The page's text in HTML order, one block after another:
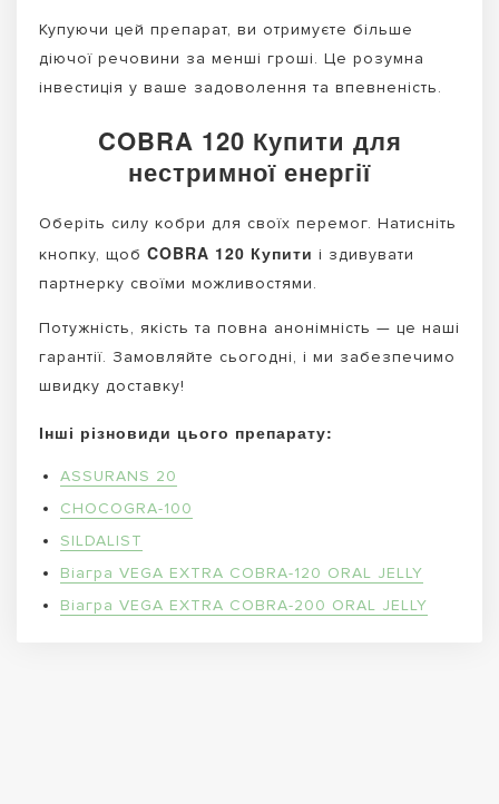
Купуючи цей препарат, ви отримуєте більше
діючої речовини за менші гроші. Це розумна
інвестиція у ваше задоволення та впевненість.
COBRA 120 Купити для
нестримної енергії
Оберіть силу кобри для своїх перемог. Натисніть
кнопку, щоб COBRA 120 Купити і здивувати
партнерку своїми можливостями.
Потужність, якість та повна анонімність — це наші
гарантії. Замовляйте сьогодні, і ми забезпечимо
швидку доставку!
Інші різновиди цього препарату:
ASSURANS 20
CHOCOGRA-100
SILDALIST
Віагра VEGA EXTRA COBRA-120 ORAL JELLY
Віагра VEGA EXTRA COBRA-200 ORAL JELLY